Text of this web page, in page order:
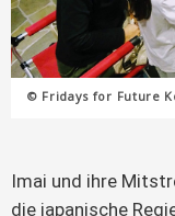
© Fridays for Future
Imai und ihre
die japanische